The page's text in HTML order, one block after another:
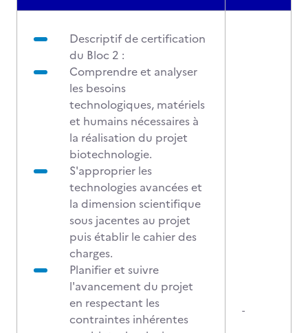
Descriptif de certification
du Bloc 2 :
Comprendre et analyser
les besoins
technologiques, matériels
et humains nécessaires à
la réalisation du projet
biotechnologie.
S'approprier les
technologies avancées et
la dimension scientifique
sous jacentes au projet
puis établir le cahier des
charges.
Planifier et suivre
l'avancement du projet
en respectant les
contraintes inhérentes
-